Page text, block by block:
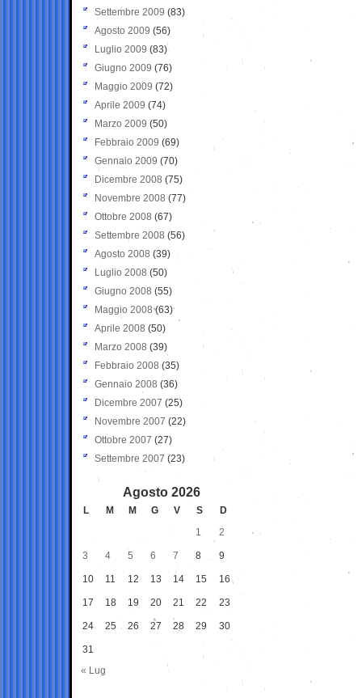
Settembre 2009 (83)
Agosto 2009 (56)
Luglio 2009 (83)
Giugno 2009 (76)
Maggio 2009 (72)
Aprile 2009 (74)
Marzo 2009 (50)
Febbraio 2009 (69)
Gennaio 2009 (70)
Dicembre 2008 (75)
Novembre 2008 (77)
Ottobre 2008 (67)
Settembre 2008 (56)
Agosto 2008 (39)
Luglio 2008 (50)
Giugno 2008 (55)
Maggio 2008(63)
Aprile 2008 (50)
Marzo 2008 (39)
Febbraio 2008 (35)
Gennaio 2008 (36)
Dicembre 2007 (25)
Novembre 2007 (22)
Ottobre 2007 (27)
Settembre 2007 (23)
Agosto 2026
L M M G V S
D
1
2
3 4 5 6 7 8 9
10 11 12 13 14 15 16
17 18 19 20 21 22 23
24 25 26 27 28 29 30
31
« Lug